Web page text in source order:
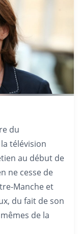
du
télévision
au début de
ne cesse de
Manche et
du fait de son
de la